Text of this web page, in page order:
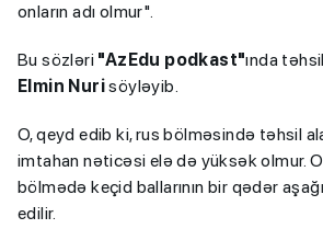
onların adı olmur".
Bu sözləri "AzEdu podkast"ında
Elmin Nurisöyləyib.
O, qeyd edib ki, rus bölməsində təhsil
imtahan nəticəsi elə də yüksək olmur.
bölmədə keçid ballarının bir qədər
edilir.